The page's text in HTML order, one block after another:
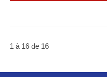
1 à 16 de 16